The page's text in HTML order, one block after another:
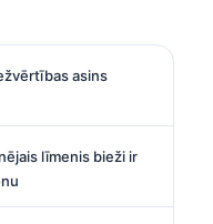
asins
līmenis bieži ir